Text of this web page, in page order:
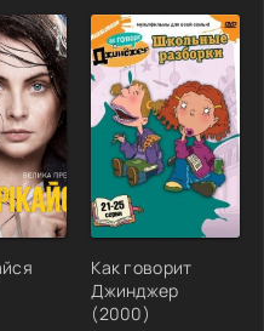
Как говорит
Джинджер
(2000)